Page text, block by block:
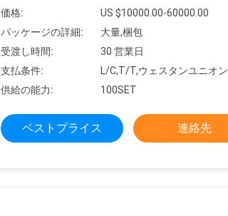
価格:
US $10000.00-60000.00
パッケージの詳細:
大量,梱包
受渡し時間:
30 営業日
支払条件:
L/C,T/T,ウェスタンユニオン
供給の能力:
100SET
ベストプライス 連絡先